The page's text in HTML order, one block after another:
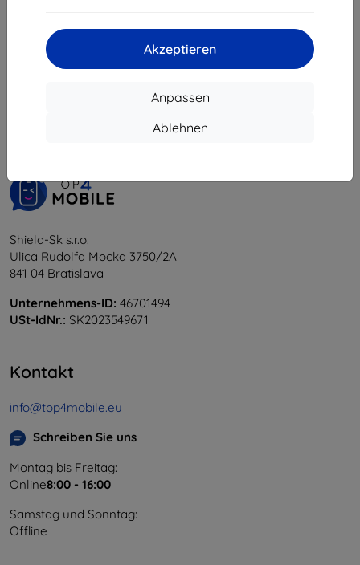
Akzeptieren
Anpassen
Ablehnen
vom ganzen6.
Shield-Sk s.r.o.
Ulica Rudolfa Mocka 3750/2A
841 04 Bratislava
Unternehmens-ID: 46701494
USt-IdNr.: SK2023549671
Kontakt
info@top4mobile.eu
Schreiben Sie uns
Montag bis Freitag:
Online8:00 - 16:00
Samstag und Sonntag:
Offline